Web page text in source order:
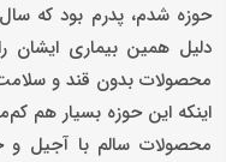
دلیل همین بیماری ایشان
محصولات بدون قند و
اینکه این حوزه بسیار هم
محصولات سالم با آجیل و